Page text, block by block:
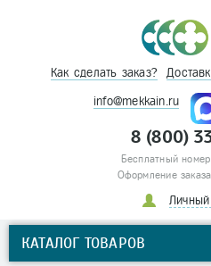
Как сделать заказ?
info@mekkain.ru
8 (800)
Бесплатный
Оформление заказа
Личный
КАТАЛОГ ТОВАРОВ